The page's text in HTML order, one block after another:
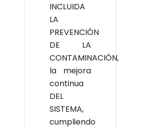
INCLUIDA
LA
PREVENCIÓN
DE LA
CONTAMINACIÓN,
la mejora
continua
DEL
SISTEMA,
cumpliendo